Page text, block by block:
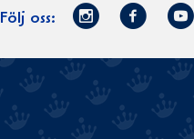
Följ oss:
Instagram